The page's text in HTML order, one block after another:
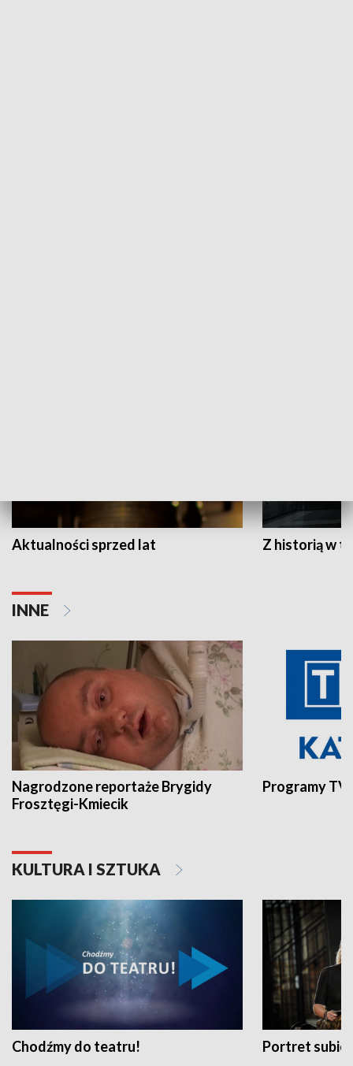
Aktualności sprzed lat Z historią w
INNE
Nagrodzone reportaże Brygidy
Frosztęgi-Kmiecik
Programy
KULTURA I SZTUKA
Chodźmy do teatru! Portret